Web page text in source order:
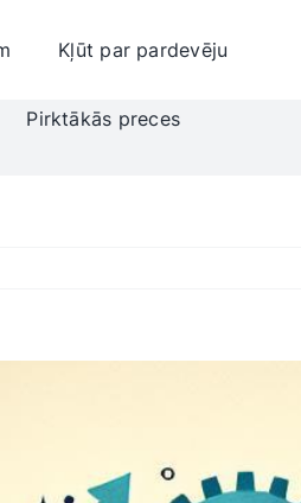
Kļūt par pardevēju
Pirktākās preces